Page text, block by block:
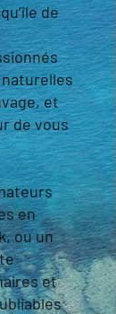
de
et
de vous
en
ou un
et